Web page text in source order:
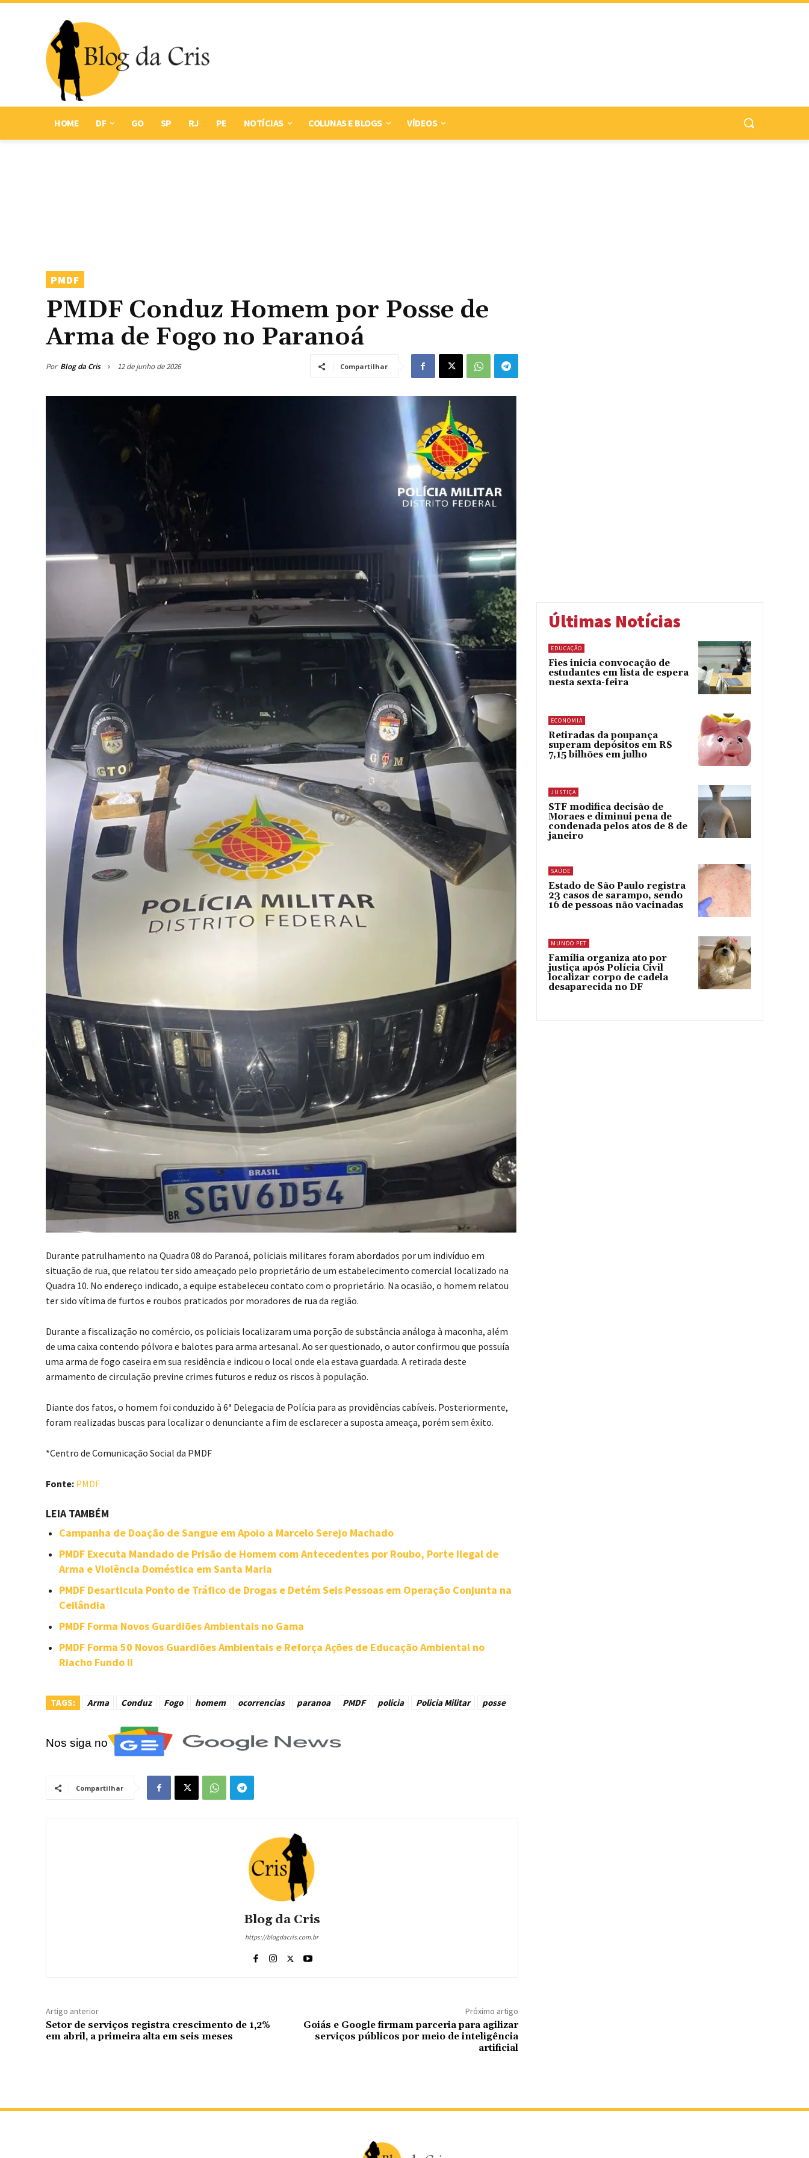
HOME DF GO SP RJ PE NOTÍCIAS COLUNAS E BLOGS VÍDEOS
PMDF
PMDF Conduz Homem por Posse de
Arma de Fogo no Paranoá
Por Blog da Cris 12 de junho de 2026 Compartilhar
Durante patrulhamento na Quadra 08 do Paranoá, policiais militares foram abordados por um indivíduo em
situação de rua, que relatou ter sido ameaçado pelo proprietário de um estabelecimento comercial localizado na
Quadra 10. No endereço indicado, a equipe estabeleceu contato com o proprietário. Na ocasião, o homem relatou
ter sido vítima de furtos e roubos praticados por moradores de rua da região.
Durante a fiscalização no comércio, os policiais localizaram uma porção de substância análoga à maconha, além
de uma caixa contendo pólvora e balotes para arma artesanal. Ao ser questionado, o autor confirmou que possuía
uma arma de fogo caseira em sua residência e indicou o local onde ela estava guardada. A retirada deste
armamento de circulação previne crimes futuros e reduz os riscos à população.
Diante dos fatos, o homem foi conduzido à 6ª Delegacia de Polícia para as providências cabíveis. Posteriormente,
foram realizadas buscas para localizar o denunciante a fim de esclarecer a suposta ameaça, porém sem êxito.
*Centro de Comunicação Social da PMDF
Fonte: PMDF
LEIA TAMBÉM
Campanha de Doação de Sangue em Apoio a Marcelo Serejo Machado
PMDF Executa Mandado de Prisão de Homem com Antecedentes por Roubo, Porte Ilegal de
Arma e Violência Doméstica em Santa Maria
PMDF Desarticula Ponto de Tráfico de Drogas e Detém Seis Pessoas em Operação Conjunta na
Ceilândia
PMDF Forma Novos Guardiões Ambientais no Gama
PMDF Forma 50 Novos Guardiões Ambientais e Reforça Ações de Educação Ambiental no
Riacho Fundo Ii
TAGS: Arma Conduz Fogo homem ocorrencias paranoa PMDF policia Policia Militar posse
Nos siga no
Compartilhar
Blog da Cris
https://blogdacris.com.br
Artigo anterior
Setor de serviços registra crescimento de 1,2%
em abril, a primeira alta em seis meses
Próximo artigo
Goiás e Google firmam parceria para agilizar
serviços públicos por meio de inteligência
artificial
Últimas Notícias
EDUCAÇÃO
Fies inicia convocação de
estudantes em lista de espera
nesta sexta-feira
ECONOMIA
Retiradas da poupança
superam depósitos em R$
7,15 bilhões em julho
JUSTIÇA
STF modifica decisão de
Moraes e diminui pena de
condenada pelos atos de 8 de
janeiro
SAÚDE
Estado de São Paulo registra
23 casos de sarampo, sendo
16 de pessoas não vacinadas
MUNDO PET
Família organiza ato por
justiça após Polícia Civil
localizar corpo de cadela
desaparecida no DF